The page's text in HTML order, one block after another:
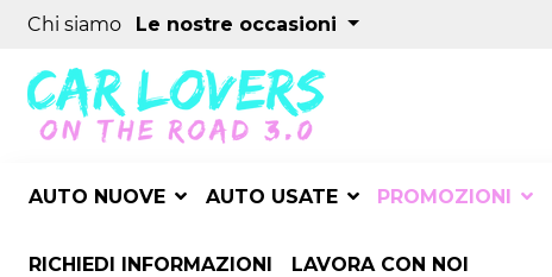
Chi siamo Le nostre occasioni
AUTO NUOVE AUTO USATE PROMOZIONI
RICHIEDI INFORMAZIONI LAVORA CON NOI